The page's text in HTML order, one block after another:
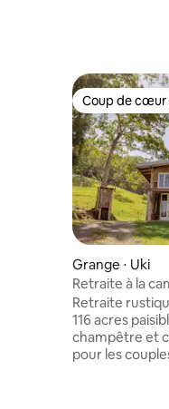
Coup de cœur
Coup de cœur
Grange ⋅ Uki
Retraite à la
Retraite
116 acres
champêtre et
pour les